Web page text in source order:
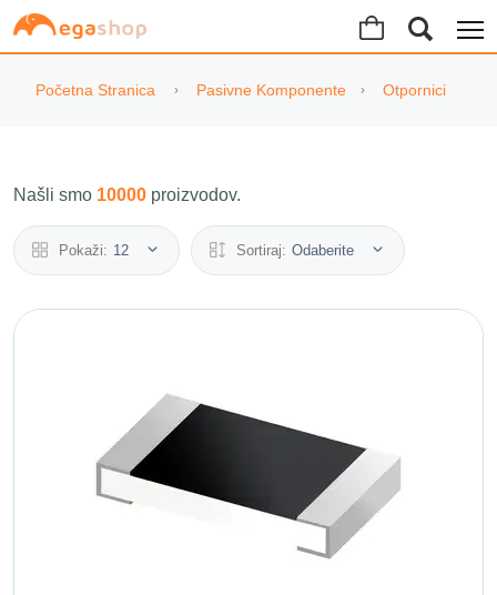
Početna Stranica Pasivne Komponente Otpornici
Našli smo 10000 proizvodov.
Pokaži: 12 Sortiraj: Odaberite